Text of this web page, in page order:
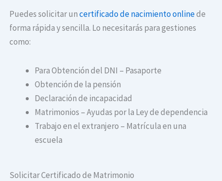
Puedes solicitar uncertificado de nacimiento onlinede
forma rápida y sencilla. Lo necesitarás para gestiones
como:
Para Obtención del DNI – Pasaporte
Obtención de la pensión
Declaración de incapacidad
Matrimonios – Ayudas por la Ley de dependencia
Trabajo en el extranjero – Matrícula en una
escuela
Solicitar Certificado de Matrimonio